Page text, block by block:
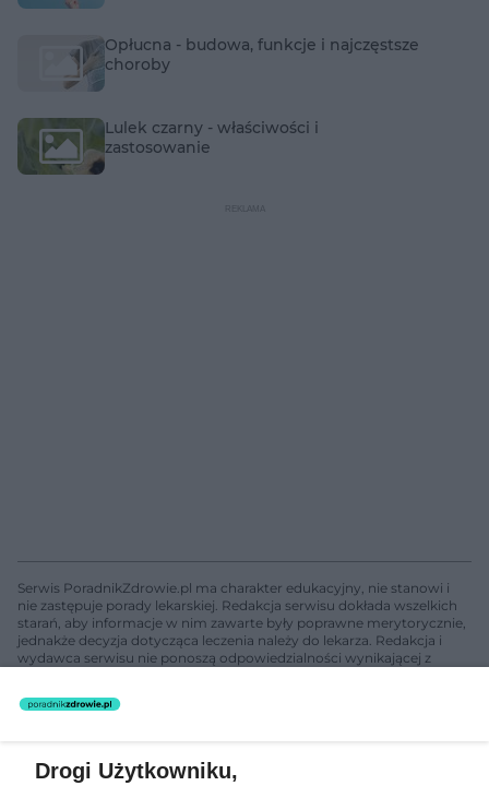
Opłucna - budowa, funkcje i najczęstsze
choroby
Lulek czarny - właściwości i
zastosowanie
Serwis PoradnikZdrowie.pl ma charakter edukacyjny, nie stanowi i
nie zastępuje porady lekarskiej. Redakcja serwisu dokłada wszelkich
starań, aby informacje w nim zawarte były poprawne merytorycznie,
jednakże decyzja dotycząca leczenia należy do lekarza. Redakcja i
wydawca serwisu nie ponoszą odpowiedzialności wynikającej z
świadczeń zdrowotnych w rozumieniu art. 3 ust 1 ustawy o
Drogi Użytkowniku,